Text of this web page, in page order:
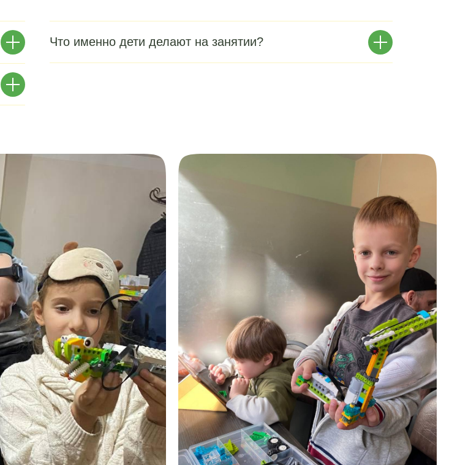
Что именно дети делают на занятии?